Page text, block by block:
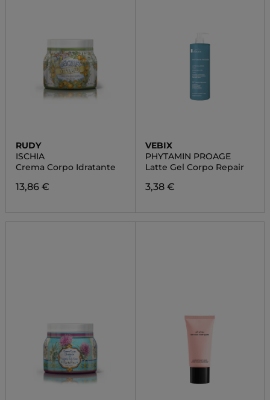
RUDY
ISCHIA
Crema Corpo Idratante
13,86 €
VEBIX
PHYTAMIN PROAGE
Latte Gel Corpo Repair
3,38 €